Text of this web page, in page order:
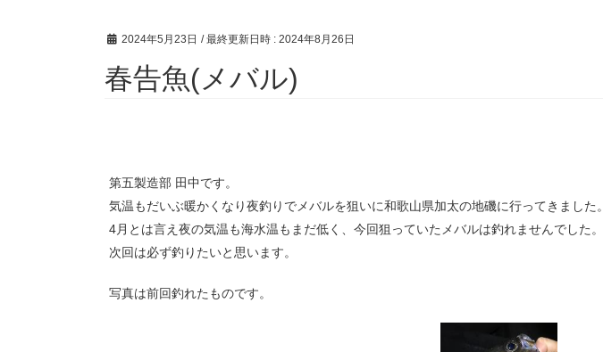
2024年5月23日 / 最終更新日時 : 2024年8月26日
春告魚(メバル)
第五製造部 田中です。
気温もだいぶ暖かくなり夜釣りでメバルを狙いに和歌山県加太の地磯に行ってきました。
4月とは言え夜の気温も海水温もまだ低く、今回狙っていたメバルは釣れませんでした。
次回は必ず釣りたいと思います。
写真は前回釣れたものです。